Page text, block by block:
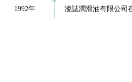
1992年 淩誌潤滑油有限公司